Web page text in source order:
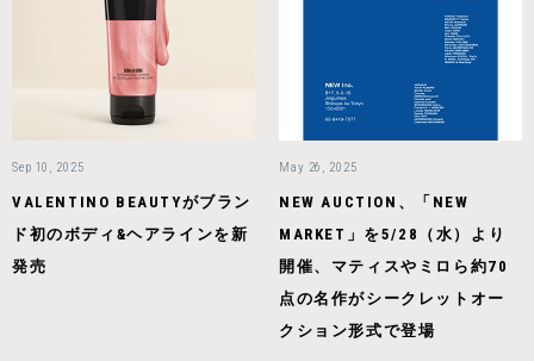
Sep 10, 2025
VALENTINO BEAUTYがブラン
ド初のボディ&ヘアラインを新
発売
May 26, 2025
NEW AUCTION、「NEW
MARKET」を5/28（水）より
開催、マティスやミロら約70
点の名作がシークレットオー
クション形式で登場